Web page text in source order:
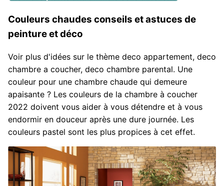
Couleurs chaudes conseils et astuces de
peinture et déco
Voir plus d'idées sur le thème deco appartement, deco
chambre a coucher, deco chambre parental. Une
couleur pour une chambre chaude qui demeure
apaisante ? Les couleurs de la chambre à coucher
2022 doivent vous aider à vous détendre et à vous
endormir en douceur après une dure journée. Les
couleurs pastel sont les plus propices à cet effet.